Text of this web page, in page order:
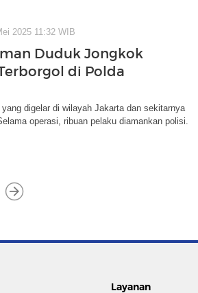
2025 11:32 WIB
Duduk Jongkok
di Polda
digelar di wilayah Jakarta dan sekitarnya
operasi, ribuan pelaku diamankan polisi.
Layanan